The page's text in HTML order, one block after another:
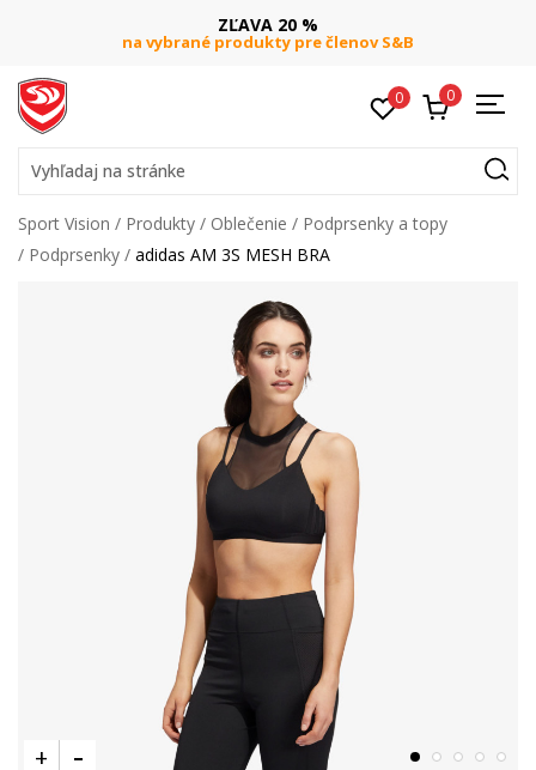
ZĽAVA 20 %
na vybrané produkty pre členov S&B
0 0
Vyhľadaj na stránke
Sport Vision Produkty Oblečenie
Podprsenky a topy
Podprsenky
adidas AM 3S MESH BRA